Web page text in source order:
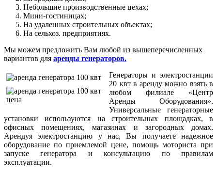
Небольшие производственные цехах;
Мини-гостиницах;
На удаленных строительных объектах;
На сельхоз. предприятиях.
Мы можем предложить Вам любой из вышеперечисленных
вариантов для аренды генераторов.
Генераторы и электростанции
20 квт в аренду можно взять в
любом филиале «Центр
Аренды Оборудования».
Универсальные генераторные
установки используются на строительных площадках, в
офисных помещениях, магазинах и загородных домах.
Арендуя электростанцию у нас, Вы получаете надежное
оборудование по приемлемой цене, помощь моториста при
запуске генератора и консультацию по правилам
эксплуатации.